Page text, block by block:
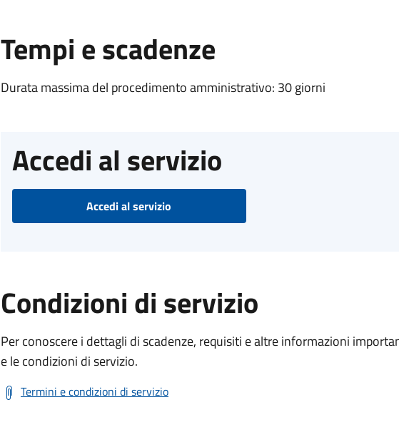
Tempi e scadenze
Durata massima del procedimento amministrativo: 30 giorni
Accedi al servizio
Accedi al servizio
Condizioni di servizio
Per conoscere i dettagli di scadenze, requisiti e altre informazioni
e le condizioni di servizio.
Termini e condizioni di servizio